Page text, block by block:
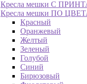
Кресла мешки С
Кресла мешки ПО
Красный
Оранжевый
Желтый
Зеленый
Голубой
Синий
Бирюзовый